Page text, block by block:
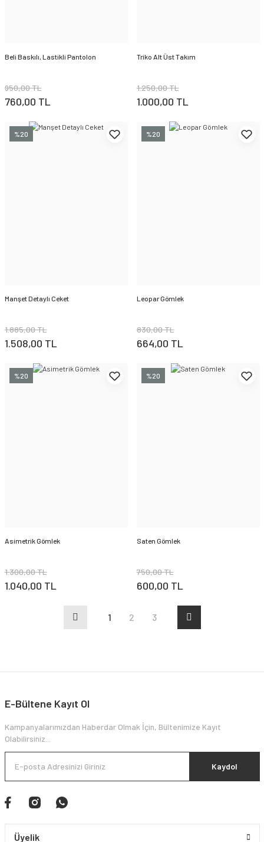
Beli Baskılı, Lastikli Pantolon
950,00 TL
760,00 TL
Triko Alt Üst Takım
1.250,00 TL
1.000,00 TL
%20
Manşet Detaylı Ceket
1.885,00 TL
1.508,00 TL
%20
Leopar Gömlek
830,00 TL
664,00 TL
%20
Asimetrik Gömlek
1.300,00 TL
1.040,00 TL
%20
Saten Gömlek
750,00 TL
600,00 TL
1 2 3
E-Bültene Kayıt Ol
Kampanyalarımızdan Haberdar Olmak İçin, Bültenimize Kayıt
Olabilirsiniz...
Kaydol
Üyelik